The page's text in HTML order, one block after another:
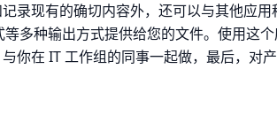
录现有的确切内容外，还可以与其他应
多种输出方式提供给您的文件。使用这
你在 IT 工作组的同事一起做，最后，对